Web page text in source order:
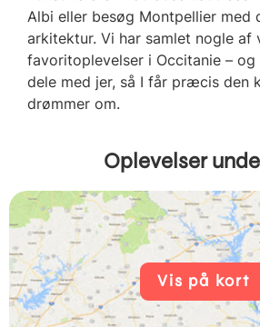
Albi eller besøg Montpellier med
arkitektur. Vi har samlet nogle af
favoritoplevelser i Occitanie – og
dele med jer, så I får præcis den
drømmer om.
Oplevelser
Vis på kort